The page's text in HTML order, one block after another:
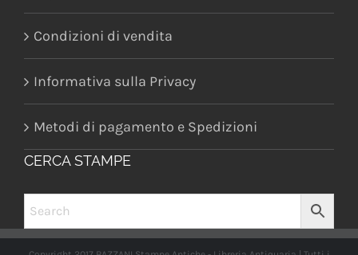
Condizioni di vendita
Informativa sulla Privacy
Metodi di pagamento e Spedizioni
CERCA STAMPE